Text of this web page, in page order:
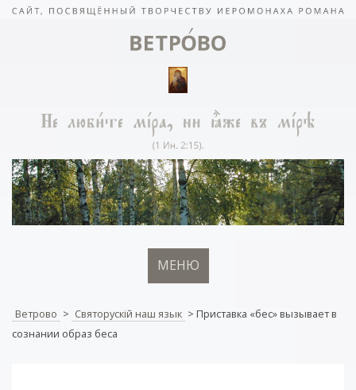
МЕНЮ
Ветрово > Святорускiй наш язык > Приставка «бес» вызывает в
сознании образ беса